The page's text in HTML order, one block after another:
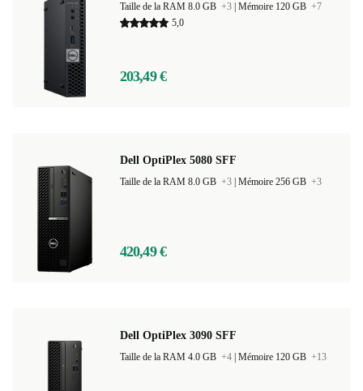
Taille de la RAM 8.0 GB +3 Mémoire 120 GB +7
5,0
203,49 €
Dell OptiPlex 5080 SFF
Taille de la RAM 8.0 GB +3 Mémoire 256 GB +3
420,49 €
Dell OptiPlex 3090 SFF
Taille de la RAM 4.0 GB +4 Mémoire 120 GB +13